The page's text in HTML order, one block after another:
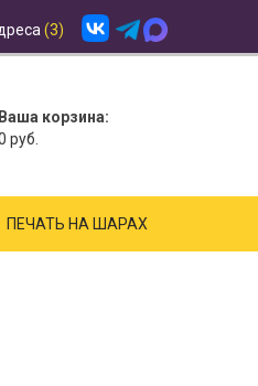
(3)
Ваша корзина:
руб.
ПЕЧАТЬ НА ШАРАХ